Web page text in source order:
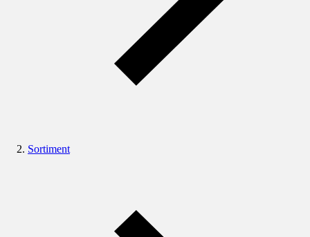
Sortiment